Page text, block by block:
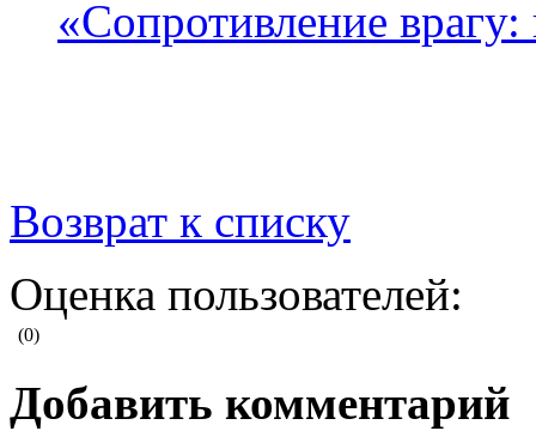
«Сопротивление
Возврат к списку
Оценка пользователей:
(0)
Добавить комментарий